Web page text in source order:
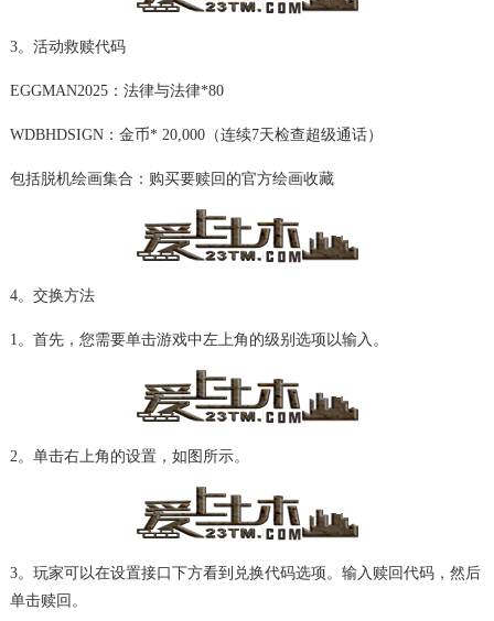
3。活动救赎代码
EGGMAN2025：法律与法律*80
WDBHDSIGN：金币* 20,000（连续7天检查超级通话）
包括脱机绘画集合：购买要赎回的官方绘画收藏
4。交换方法
1。首先，您需要单击游戏中左上角的级别选项以输入。
2。单击右上角的设置，如图所示。
3。玩家可以在设置接口下方看到兑换代码选项。输入赎回代码，然后
单击赎回。